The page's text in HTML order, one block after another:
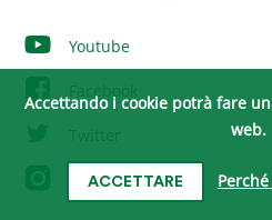
Youtube
Facebook
Twitter
Instagram
Accettando i cookie potrà fare
web.
ACCETTARE